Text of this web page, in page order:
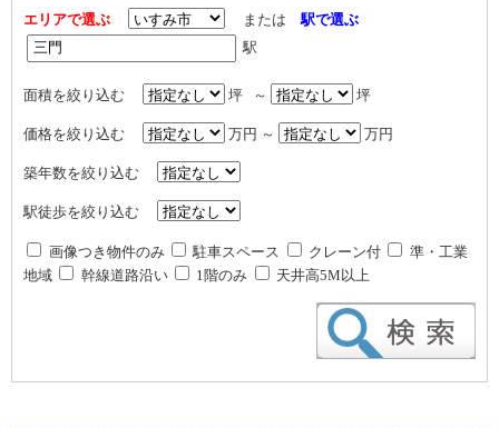
エリアで選ぶ または駅で選ぶ
駅
面積を絞り込む 坪 ～ 坪
価格を絞り込む 万円 ～ 万円
築年数を絞り込む
駅徒歩を絞り込む
画像つき物件のみ 駐車スペース クレーン付
準・工業
地域
幹線道路沿い 1階のみ 天井高5M以上